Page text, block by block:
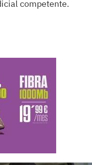
competente.